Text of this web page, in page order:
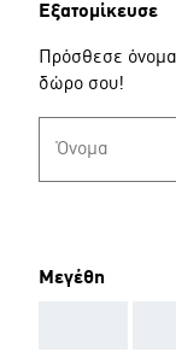
Εξατομίκευσε
Πρόσθεσε
δώρο σου!
Όνομα
Μεγέθη